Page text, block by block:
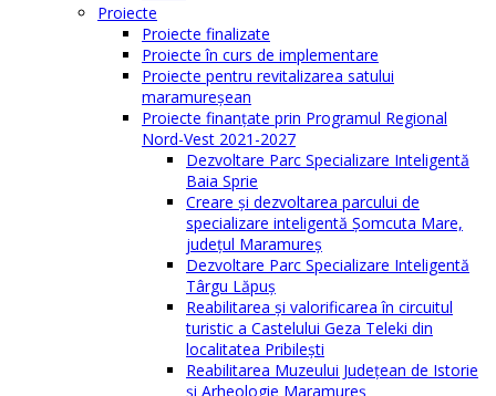
Proiecte
Proiecte finalizate
Proiecte în curs de implementare
Proiecte pentru revitalizarea satului
maramureşean
Proiecte finanțate prin Programul Regional
Nord-Vest 2021-2027
Dezvoltare Parc Specializare Inteligentă
Baia Sprie
Creare și dezvoltarea parcului de
specializare inteligentă Șomcuta Mare,
județul Maramureș
Dezvoltare Parc Specializare Inteligentă
Târgu Lăpuș
Reabilitarea și valorificarea în circuitul
turistic a Castelului Geza Teleki din
localitatea Pribilești
Reabilitarea Muzeului Județean de Istorie
și Arheologie Maramureș